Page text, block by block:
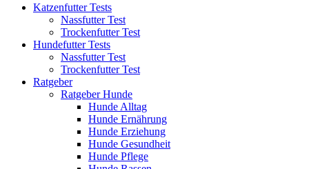
Katzenfutter Tests
Nassfutter Test
Trockenfutter Test
Hundefutter Tests
Nassfutter Test
Trockenfutter Test
Ratgeber
Ratgeber Hunde
Hunde Alltag
Hunde Ernährung
Hunde Erziehung
Hunde Gesundheit
Hunde Pflege